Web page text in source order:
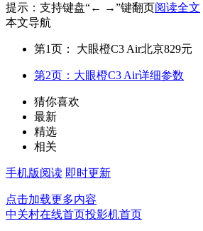
提示：支持键盘“← →”键翻页阅读全文
本文导航
第1页： 大眼橙C3 Air北京829元
第2页：大眼橙C3 Air详细参数
猜你喜欢
最新
精选
相关
手机版阅读 即时更新
点击加载更多内容
中关村在线首页投影机首页